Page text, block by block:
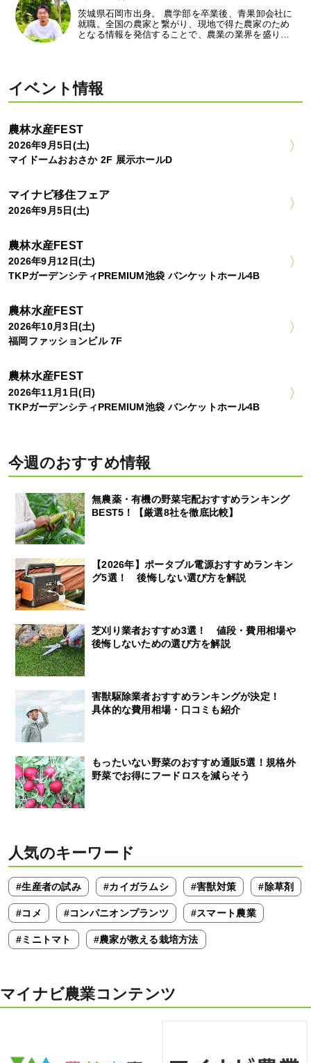
茨城県石岡市出身。 農学部を卒業後、青果卸会社に
就職。全国の農家と繋がり、現地で得た農家のため
となる情報を発信することで、農業の業界を盛り…
イベント情報
農林水産FEST
2026年9月5日(土)
マイドームおおさか 2F 展示ホールD
マイナビ移住フェア
2026年9月5日(土)
農林水産FEST
2026年9月12日(土)
TKPガーデンシティPREMIUM池袋 バンケットホール4B
農林水産FEST
2026年10月3日(土)
福岡ファッションビル 7F
農林水産FEST
2026年11月1日(日)
TKPガーデンシティPREMIUM池袋 バンケットホール4B
今週のおすすめ情報
無農薬・有機の野菜宅配おすすめランキング
BEST5！【厳選8社を徹底比較】
【2026年】ポータブル電源おすすめランキン
グ5選！ 後悔しない選び方を解説
芝刈り業者おすすめ3選！ 値段・費用相場や
後悔しないための選び方を解説
害獣駆除業者おすすめランキングが決定！
具体的な費用相場・口コミも紹介
もったいない野菜のおすすめ通販5選！規格外
野菜でお得にフードロスを減らそう
人気のキーワード
#生産者の試み #カイガラムシ #害獣対策 #除草剤
#コメ #コンパニオンプランツ #スマート農業
#ミニトマト #農家が教える栽培方法
マイナビ農業コンテンツ